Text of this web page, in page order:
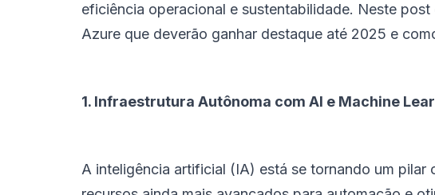
eficiência operacional e sustentabilidade. Neste
Azure que deverão ganhar destaque até 2025 e
1. Infraestrutura Autônoma com AI e Machine
A inteligência artificial (IA) está se tornando um